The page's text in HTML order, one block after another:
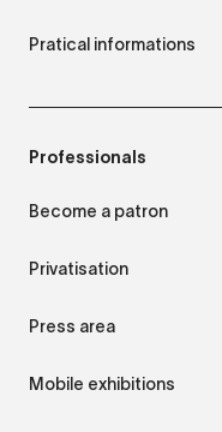
Pratical informations
Professionals
Become a patron
Privatisation
Press area
Mobile exhibitions